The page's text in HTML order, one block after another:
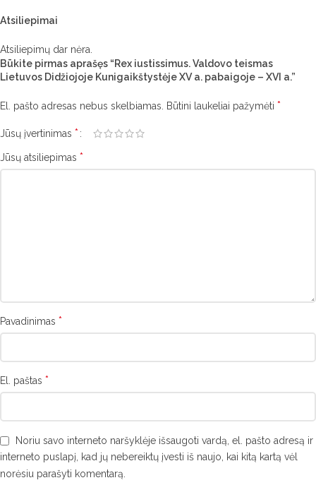
Atsiliepimai
Atsiliepimų dar nėra.
Būkite pirmas aprašęs “Rex iustissimus. Valdovo teismas
Lietuvos Didžiojoje Kunigaikštystėje XV a. pabaigoje – XVI a.”
El. pašto adresas nebus skelbiamas. Būtini laukeliai pažymėti *
Jūsų įvertinimas *
Jūsų atsiliepimas *
Pavadinimas *
El. paštas *
Noriu savo interneto naršyklėje išsaugoti vardą, el. pašto adresą ir
interneto puslapį, kad jų nebereiktų įvesti iš naujo, kai kitą kartą vėl
norėsiu parašyti komentarą.